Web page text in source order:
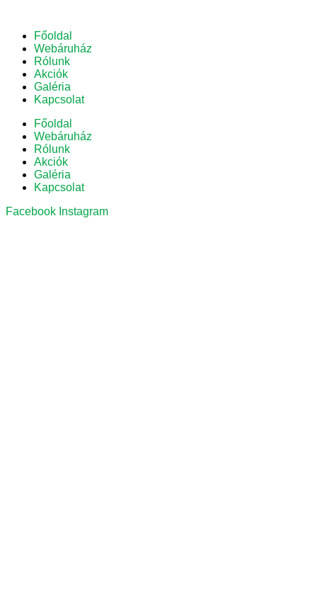
Főoldal
Webáruház
Rólunk
Akciók
Galéria
Kapcsolat
Főoldal
Webáruház
Rólunk
Akciók
Galéria
Kapcsolat
Facebook Instagram